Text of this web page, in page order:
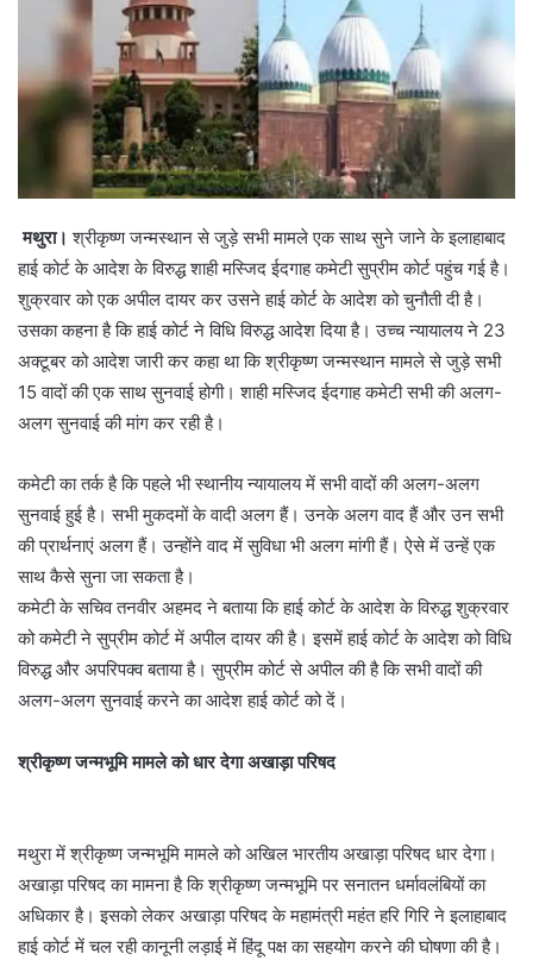
मथुरा।श्रीकृष्ण जन्मस्थान से जुड़े सभी मामले एक साथ सुने जाने के इलाहाबाद
हाई कोर्ट के आदेश के विरुद्ध शाही मस्जिद ईदगाह कमेटी सुप्रीम कोर्ट पहुंच गई है।
शुक्रवार को एक अपील दायर कर उसने हाई कोर्ट के आदेश को चुनौती दी है।
उसका कहना है कि हाई कोर्ट ने विधि विरुद्ध आदेश दिया है। उच्च न्यायालय ने 23
अक्टूबर को आदेश जारी कर कहा था कि श्रीकृष्ण जन्मस्थान मामले से जुड़े सभी
15 वादों की एक साथ सुनवाई होगी। शाही मस्जिद ईदगाह कमेटी सभी की अलग-
अलग सुनवाई की मांग कर रही है।
कमेटी का तर्क है कि पहले भी स्थानीय न्यायालय में सभी वादों की अलग-अलग
सुनवाई हुई है। सभी मुकदमों के वादी अलग हैं। उनके अलग वाद हैं और उन सभी
की प्रार्थनाएं अलग हैं। उन्होंने वाद में सुविधा भी अलग मांगी हैं। ऐसे में उन्हें एक
साथ कैसे सुना जा सकता है।
कमेटी के सचिव तनवीर अहमद ने बताया कि हाई कोर्ट के आदेश के विरुद्ध शुक्रवार
को कमेटी ने सुप्रीम कोर्ट में अपील दायर की है। इसमें हाई कोर्ट के आदेश को विधि
विरुद्ध और अपरिपक्व बताया है। सुप्रीम कोर्ट से अपील की है कि सभी वादों की
अलग-अलग सुनवाई करने का आदेश हाई कोर्ट को दें।
श्रीकृष्ण जन्मभूमि मामले को धार देगा अखाड़ा परिषद
मथुरा में श्रीकृष्ण जन्मभूमि मामले को अखिल भारतीय अखाड़ा परिषद धार देगा।
अखाड़ा परिषद का मामना है कि श्रीकृष्ण जन्मभूमि पर सनातन धर्मावलंबियों का
अधिकार है। इसको लेकर अखाड़ा परिषद के महामंत्री महंत हरि गिरि ने इलाहाबाद
हाई कोर्ट में चल रही कानूनी लड़ाई में हिंदू पक्ष का सहयोग करने की घोषणा की है।